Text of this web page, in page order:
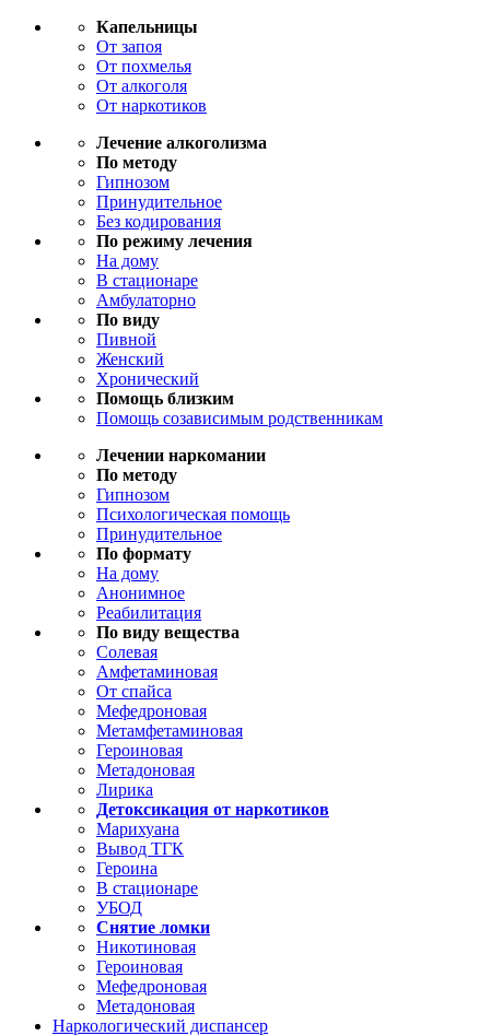
Капельницы
От запоя
От похмелья
От алкоголя
От наркотиков
Лечение алкоголизма
По методу
Гипнозом
Принудительное
Без кодирования
По режиму лечения
На дому
В стационаре
Амбулаторно
По виду
Пивной
Женский
Хронический
Помощь близким
Помощь созависимым родственникам
Лечении наркомании
По методу
Гипнозом
Психологическая помощь
Принудительное
По формату
На дому
Анонимное
Реабилитация
По виду вещества
Солевая
Амфетаминовая
От спайса
Мефедроновая
Метамфетаминовая
Героиновая
Метадоновая
Лирика
Детоксикация от наркотиков
Марихуана
Вывод ТГК
Героина
В стационаре
УБОД
Снятие ломки
Никотиновая
Героиновая
Мефедроновая
Метадоновая
Наркологический диспансер